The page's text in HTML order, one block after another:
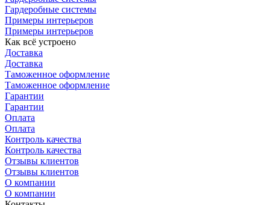
Гардеробные системы
Примеры интерьеров
Примеры интерьеров
Как всё устроено
Доставка
Доставка
Таможенное оформление
Таможенное оформление
Гарантии
Гарантии
Оплата
Оплата
Контроль качества
Контроль качества
Отзывы клиентов
Отзывы клиентов
О компании
О компании